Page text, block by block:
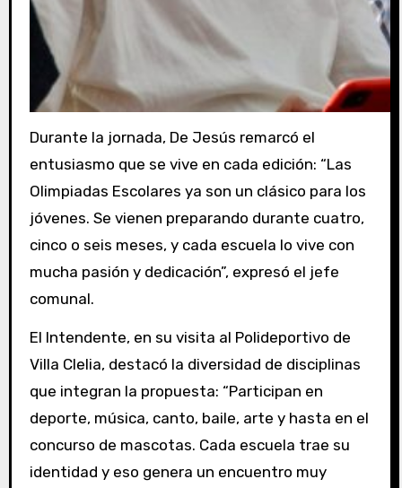
Durante la jornada, De Jesús remarcó el
entusiasmo que se vive en cada edición: “Las
Olimpiadas Escolares ya son un clásico para los
jóvenes. Se vienen preparando durante cuatro,
cinco o seis meses, y cada escuela lo vive con
mucha pasión y dedicación”, expresó el jefe
comunal.
El Intendente, en su visita al Polideportivo de
Villa Clelia, destacó la diversidad de disciplinas
que integran la propuesta: “Participan en
deporte, música, canto, baile, arte y hasta en el
concurso de mascotas. Cada escuela trae su
identidad y eso genera un encuentro muy